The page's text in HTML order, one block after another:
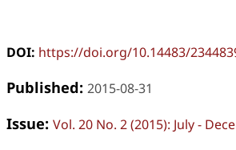
DOI: https://doi.org/10.14483/
Published: 2015-08-31
Issue: Vol. 20 No. 2 (2015): July -